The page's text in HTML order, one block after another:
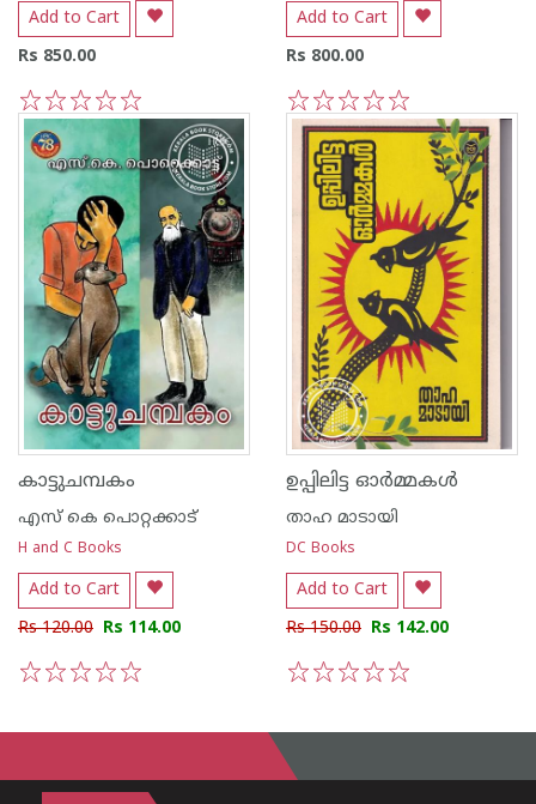
Add to Cart
Rs 850.00
5
4
3
2
1
Add to Cart
Rs 800.00
5
4
3
2
1
കാട്ടുചമ്പകം
എസ്‌ കെ പൊറ്റക്കാട്‌
H and C Books
Add to Cart
Rs 120.00 Rs 114.00
ഉപ്പിലിട്ട ഓർമ്മകൾ
താഹ മാടായി
DC Books
Add to Cart
Rs 150.00 Rs 142.00